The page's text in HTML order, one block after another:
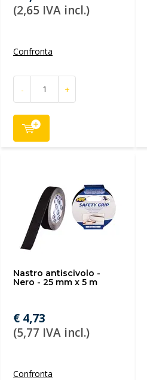
(2,65 IVA incl.)
Confronta
- +
Nastro antiscivolo -
Nero - 25 mm x 5 m
€ 4,73
(5,77 IVA incl.)
Confronta